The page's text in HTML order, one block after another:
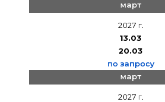
март
2027 г.
13.03
20.03
по запросу
март
2027 г.